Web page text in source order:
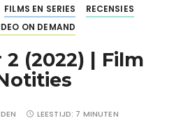
FILMS EN SERIES
RECENSIES
ON DEMAND
(2022) | Film
LEESTIJD: 7 MINUTEN